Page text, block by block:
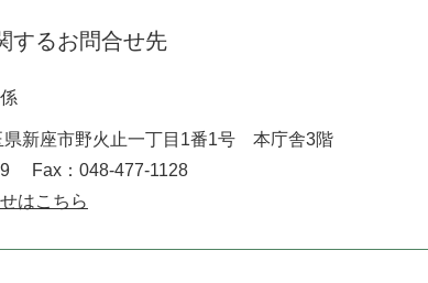
するお問合せ先
県新座市野火止一丁目1番1号 本庁舎3階
Fax：048-477-1128
はこちら